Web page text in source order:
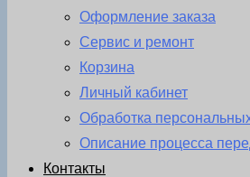
Оформление заказа
Сервис и ремонт
Корзина
Личный кабинет
Обработка
Описание процесса
Контакты